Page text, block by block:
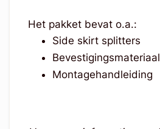
Het pakket bevat o.a.:
Side skirt splitters
Bevestigingsmateriaal
Montagehandleiding